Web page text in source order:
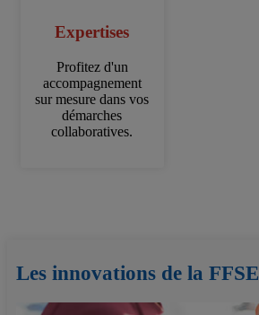
Expertises
Profitez d'un
accompagnement
sur mesure dans vos
démarches
collaboratives.
Les innovations de la FFSE